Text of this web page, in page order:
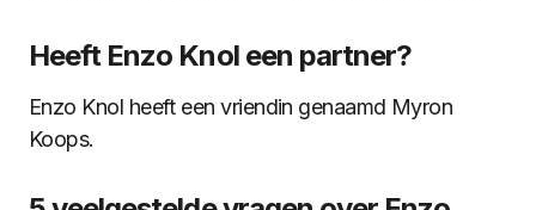
Heeft Enzo Knol een partner?
Enzo Knol heeft een vriendin genaamd Myron
Koops.